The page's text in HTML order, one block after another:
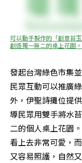
可以動手製作的「創意苔
創造獨一無二的桌上花園。
發起台灣綠色市集
民眾互動可以推廣
外，伊聖詩攤位提
導民眾用雙手將水
二的個人桌上花園
看上去非常可愛，
又容易照護，自然